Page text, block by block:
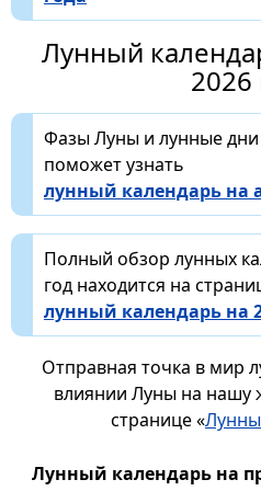
Лунный
2026
Фазы Луны и лунные
поможет узнать
лунный календарь на
Полный обзор лунных
год находится на
лунный календарь на
Отправная точка в мир
влиянии Луны на нашу
странице «
Лунный календарь на